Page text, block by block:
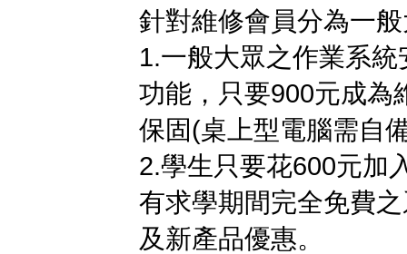
針對維修會員分為一
1.一般大眾之作業系
功能，只要900元成為
保固(桌上型電腦需自
2.學生只要花600元加
有求學期間完全免費
及新產品優惠。